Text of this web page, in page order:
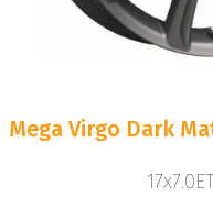
Mega Virgo Dark